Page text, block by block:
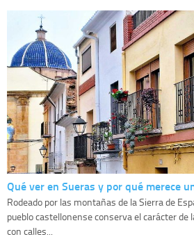
Qué ver en Sueras y por qué merece
Rodeado por las montañas de la Sierra de
pueblo castellonense conserva el carácter de
con calles...